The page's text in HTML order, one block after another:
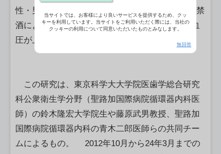
性・男性ともに飲酒が1日1－2杯以下の少量でも禁
酒により血圧が低下し、逆に飲酒を開始すると血
圧が上昇することを確認したと発表した。
この研究は、東京科学大大学院医歯学総合研究
科公衆衛生学分野（聖路加国際病院循環器内科医
師）の鈴木隆宏大学院生や藤原武男教授、聖路加
国際病院循環器内科の青木二郎医師らの共同チー
ムによるもの。 2012年10月から24年3月までの
当サイトでは、お客様により良いサービスを提供するため、クッ
キーを利用しています。当サイトをご利用いただく際には、当社の
クッキーの利用について同意いただいたものとみなします。
無回答